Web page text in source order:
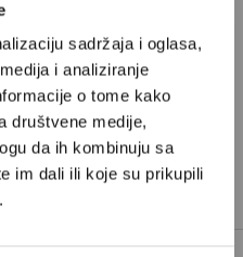
sadržaja i oglasa,
i analiziranje
o tome kako
društvene medije,
da ih kombinuju sa
im dali ili koje su prikupili
Ulogujte se
i specijalista
i saradnica Velikih